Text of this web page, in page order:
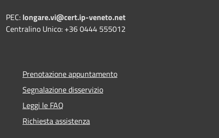
PEC: longare.vi@cert.ip-veneto.net
Centralino Unico: +36 0444 555012
Prenotazione appuntamento
Segnalazione disservizio
Leggi le FAQ
Richiesta assistenza